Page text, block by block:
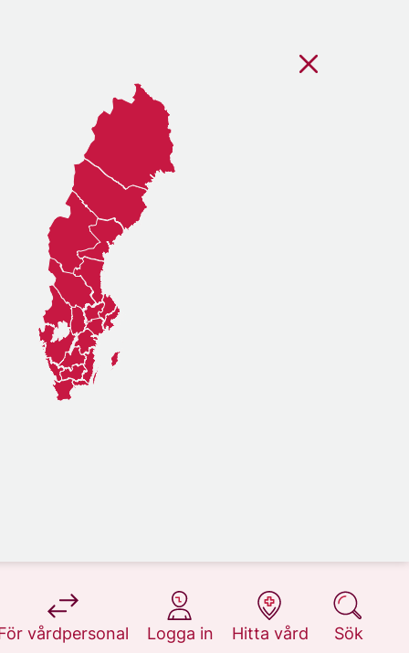
vårdpersonal
på 1177.se
Logga in
på 1177.se
Hitta vård
på 1177.se
Sök
på 1177.se